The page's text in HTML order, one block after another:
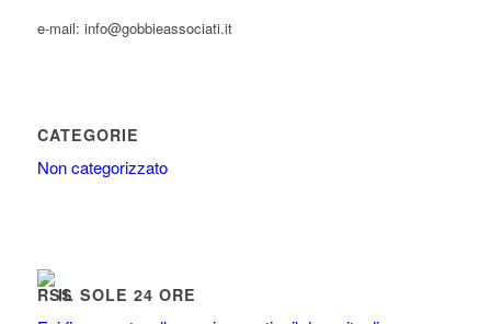
e-mail: info@gobbieassociati.it
CATEGORIE
Non categorizzato
IL SOLE 24 ORE